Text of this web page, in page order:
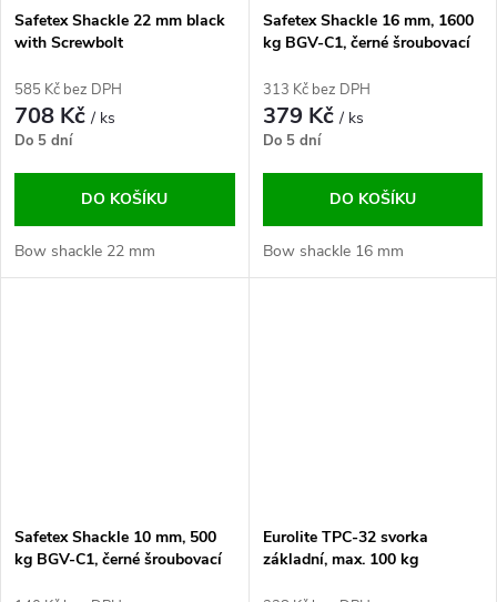
Safetex Shackle 22 mm black
with Screwbolt
585 Kč bez DPH
708 Kč/ ks
Do 5 dní
DO KOŠÍKU
Bow shackle 22 mm
Safetex Shackle 16 mm, 1600
kg BGV-C1, černé šroubovací
313 Kč bez DPH
379 Kč/ ks
Do 5 dní
DO KOŠÍKU
Bow shackle 16 mm
Safetex Shackle 10 mm, 500
kg BGV-C1, černé šroubovací
Eurolite TPC-32 svorka
základní, max. 100 kg